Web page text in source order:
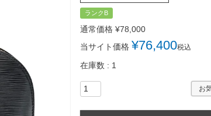
ランクB
通常価格 ¥78,000
当サイト価格 ¥76,400税込
在庫数 1
お